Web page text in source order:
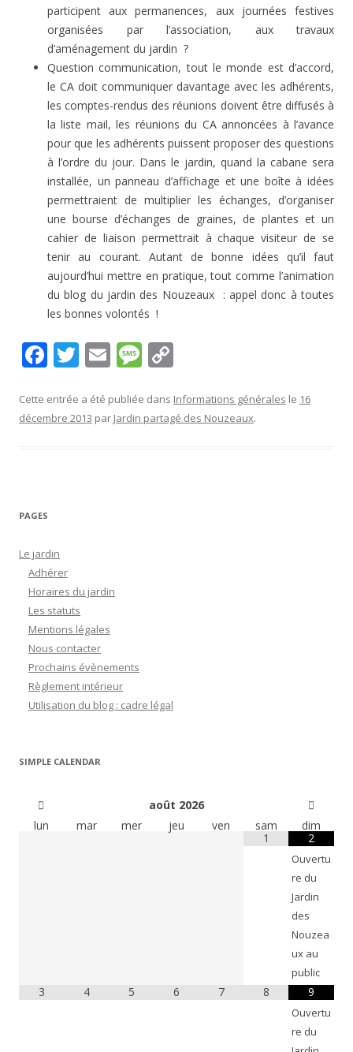
participent aux permanences, aux journées festives
organisées par l’association, aux travaux
d’aménagement du jardin ?
Question communication, tout le monde est d’accord,
le CA doit communiquer davantage avec les adhérents,
les comptes-rendus des réunions doivent être diffusés à
la liste mail, les réunions du CA annoncées à l’avance
pour que les adhérents puissent proposer des questions
à l’ordre du jour. Dans le jardin, quand la cabane sera
installée, un panneau d’affichage et une boîte à idées
permettraient de multiplier les échanges, d’organiser
une bourse d’échanges de graines, de plantes et un
cahier de liaison permettrait à chaque visiteur de se
tenir au courant. Autant de bonne idées qu’il faut
aujourd’hui mettre en pratique, tout comme l’animation
du blog du jardin des Nouzeaux : appel donc à toutes
les bonnes volontés !
F
e
b
T
itt
er
E
ai
l
M
ss
a
p
y
Cette entrée a été publiée dans Informations générales le 16
décembre 2013 par Jardin partagé des Nouzeaux.
PAGES
Le jardin
Adhérer
Horaires du jardin
Les statuts
Mentions légales
Nous contacter
Prochains évènements
Règlement intérieur
Utilisation du blog : cadre légal
SIMPLE CALENDAR
août 2026
lun
mar mer jeu ven sam
dim
1
2
Ouvertu
re du
Jardin
des
Nouzea
ux au
public
3 4 5 6 7 8 9
Ouvertu
re du